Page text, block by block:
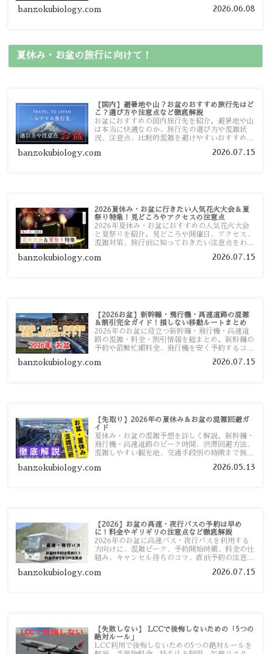
ガイドマップからスムーズに見つけていただけま
banzokubiology.com 2026.06.08
夏休み・お盆の旅行に向けて！
【国内】避暑地や山？お盆のおすすめ旅行先はど
こ？選び方や注意点など徹底解説
お盆におすすめの国内旅行先を紹介。避暑地や山
は本当に快適なのか、旅行先の選び方や混雑状
況、注意点、比較的混雑を避けやすいおすすめス
す。
banzokubiology.com 2026.07.15
2026夏休み・お盆に行きたい人気花火大会＆夏
祭り特集！見どころやアクセスの注意点
2026年夏休み・お盆におすすめの人気花火大会
と夏祭りを紹介。見どころや開催日、アクセス、
混雑対策、旅行前に知っておきたい注意点をわか
banzokubiology.com 2026.07.15
【2026お盆】新幹線・飛行機・高速道路の混雑
＆割引完全ガイド！損しない移動ルートまとめ
2026年のお盆に役立つ新幹線・飛行機・高速道
路の混雑・料金・割引情報を総まとめ。新幹線の
予約や最繁忙期料金、飛行機を安く予約するコ
い移動方法を分かりやすく解説します。
banzokubiology.com 2026.07.15
【先取り】2026年の夏休み＆お盆の混雑回避ガ
イド
夏休み・お盆の混雑予想を詳しく解説。新幹線・
飛行機・高速道路のピーク時間、渋滞回避方法、
混雑しやすい観光地、交通手段別の特徴まで旅行
banzokubiology.com 2026.05.13
【2026】お盆の高速・夜行バスの予約は早め
に！料金やギリギリの注意点など徹底解説
2026年のお盆に高速バス・夜行バスを利用する
方向けに、混雑ピーク、予約開始時期、料金の仕
組み、キャンセル待ちのコツ、直前予約の注意点
banzokubiology.com 2026.07.15
【失敗しない】 LCCで後悔しないための「5つの
絶対ルール」
LCC利用で後悔しないための5つの絶対ルールを